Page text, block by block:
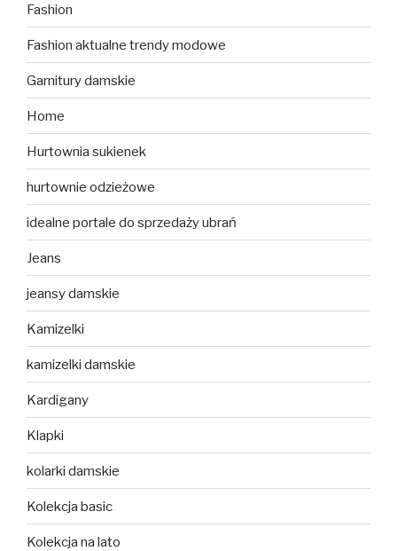
Fashion
Fashion aktualne trendy modowe
Garnitury damskie
Home
Hurtownia sukienek
hurtownie odzieżowe
idealne portale do sprzedaży ubrań
Jeans
jeansy damskie
Kamizelki
kamizelki damskie
Kardigany
Klapki
kolarki damskie
Kolekcja basic
Kolekcja na lato